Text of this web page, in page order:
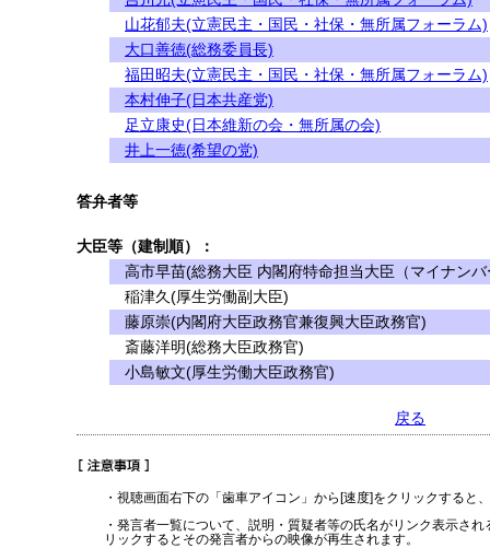
山花郁夫(立憲民主・国民・社保・無所属フォーラム)
大口善徳(総務委員長)
福田昭夫(立憲民主・国民・社保・無所属フォーラム)
本村伸子(日本共産党)
足立康史(日本維新の会・無所属の会)
井上一徳(希望の党)
答弁者等
大臣等（建制順）：
高市早苗(総務大臣 内閣府特命担当大臣（マイナン
稲津久(厚生労働副大臣)
藤原崇(内閣府大臣政務官兼復興大臣政務官)
斎藤洋明(総務大臣政務官)
小島敏文(厚生労働大臣政務官)
戻る
・視聴画面右下の「歯車アイコン」から[速度]をクリックすると
・発言者一覧について、説明・質疑者等の氏名がリンク表示さ
リックするとその発言者からの映像が再生されます。